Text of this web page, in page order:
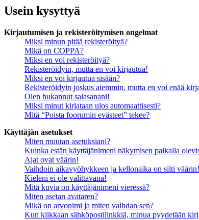
Usein kysyttyä
Kirjautumisen ja rekisteröitymisen ongelmat
Miksi minun pitää rekisteröityä?
Mikä on COPPA?
Miksi en voi rekisteröityä?
Rekisteröidyin, mutta en voi kirjautua!
Miksi en voi kirjautua sisään?
Rekisteröidyin joskus aiemmin, mutta en voi enää
Olen hukannut salasanani!
Miksi minut kirjataan ulos automaattisesti?
Mitä “Poista foorumin evästeet” tekee?
Käyttäjän asetukset
Miten muutan asetuksiani?
Kuinka estän käyttäjänimeni näkymisen paikalla
Ajat ovat väärin!
Vaihdoin aikavyöhykkeen ja kellonaika on silti väärin!
Kieleni ei ole valittavana!
Mitä kuvia on käyttäjänimeni vieressä?
Miten asetan avataren?
Mikä on arvonimi ja miten vaihdan sen?
Kun klikkaan sähköpostilinkkiä, minua pyydetään